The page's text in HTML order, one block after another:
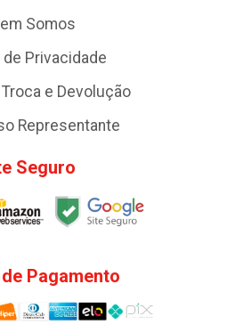
Somos
de Privacidade
e Devolução
Representante
Seguro
Pagamento